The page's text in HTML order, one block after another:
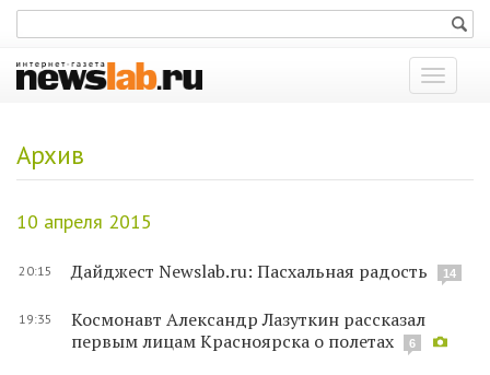
Показать
меню
Архив
10 апреля 2015
20:15 Дайджест Newslab.ru: Пасхальная радость 14
19:35
Космонавт Александр Лазуткин рассказал
первым лицам Красноярска о полетах
6